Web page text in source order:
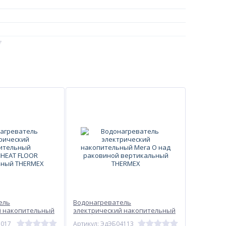
накопительный
Водонагреватель
электрический накопительный
Mera O над раковиной
Артикул: ЭдЭБ04113